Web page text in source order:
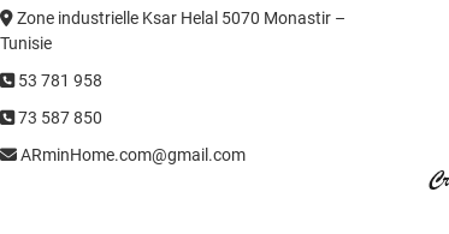
Zone industrielle Ksar Helal 5070 Monastir –
Tunisie
53 781 958
73 587 850
ARminHome.com@gmail.com